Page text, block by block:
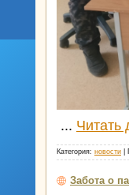
... Читать
Категория: новости
Забота о